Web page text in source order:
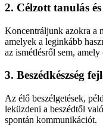
2. Célzott tanulás és
Koncentráljunk azokra a
amelyek a leginkább
az ismétlésről sem,
3. Beszédkészség
Az élő beszélgetések,
leküzdeni a beszédtől
spontán kommunikációt.